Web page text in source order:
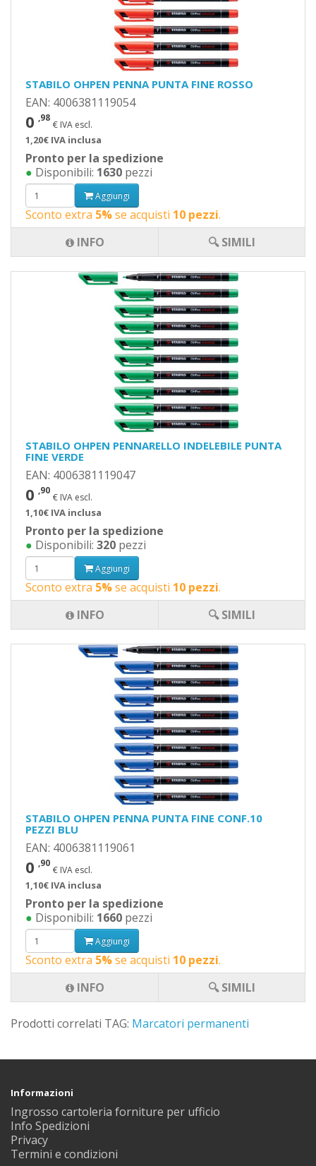
STABILO OHPEN PENNA PUNTA FINE CONF.10
PEZZI BLU
EAN: 4006381119061
0 ,90
€ IVA escl.
1,10€ IVA inclusa
Pronto per la spedizione
● Disponibili: 1660 pezzi
Aggiungi
Sconto extra 5%se acquisti 10 pezzi.
INFO
🔍 SIMILI
STABILO OHPEN PENNA PUNTA FINE ROSSO
EAN: 4006381119054
0 ,98
€ IVA escl.
1,20€ IVA inclusa
Pronto per la spedizione
● Disponibili: 1630 pezzi
Aggiungi
Sconto extra 5%se acquisti 10 pezzi.
INFO
🔍 SIMILI
STABILO OHPEN PENNARELLO INDELEBILE PUNTA
FINE VERDE
EAN: 4006381119047
0 ,90
€ IVA escl.
1,10€ IVA inclusa
Pronto per la spedizione
● Disponibili: 320 pezzi
Aggiungi
Sconto extra 5%se acquisti 10 pezzi.
INFO
🔍 SIMILI
Prodotti correlati TAG: Marcatori permanenti
Informazioni
Ingrosso cartoleria forniture per ufficio
Info Spedizioni
Privacy
Termini e condizioni